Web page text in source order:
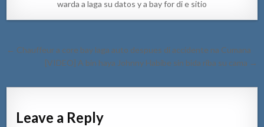
warda a laga su datos y a bay for di e sitio
Post
navigation
← Chauffeur a core bay laga auto despues di accidente na Cumana
[VIDEO] A bin haya Johnny Habibe sin bida riba su cama →
Leave a Reply